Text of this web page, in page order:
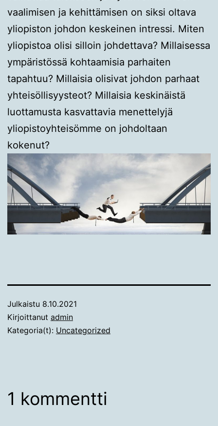
vaalimisen ja kehittämisen on siksi oltava
yliopiston johdon keskeinen intressi. Miten
yliopistoa olisi silloin johdettava? Millaisessa
ympäristössä kohtaamisia parhaiten
tapahtuu? Millaisia olisivat johdon parhaat
yhteisöllisyysteot? Millaisia keskinäistä
luottamusta kasvattavia menettelyjä
yliopistoyhteisömme on johdoltaan
kokenut?
Julkaistu 8.10.2021
Kirjoittanut admin
Kategoria(t): Uncategorized
1 kommentti